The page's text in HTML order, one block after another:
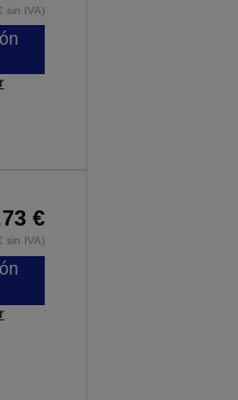
sin IVA)
€
sin IVA)